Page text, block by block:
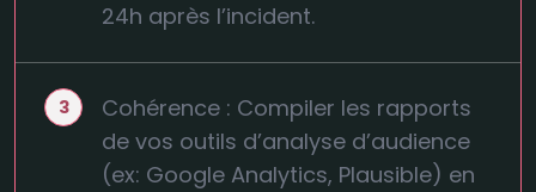
24h après l’incident.
Cohérence : Compiler les rapports
de vos outils d’analyse d’audience
(ex: Google Analytics, Plausible) en